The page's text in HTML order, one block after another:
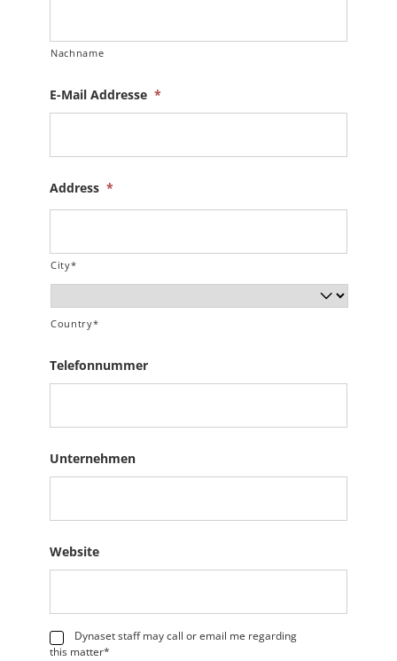
Nachname
E-Mail Addresse *
Address *
City*
Country*
Telefonnummer
Unternehmen
Website
*
Dynaset staff may call or email me regarding
this matter*